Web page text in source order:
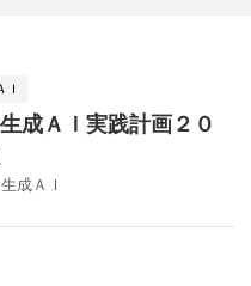
Ｉ
成ＡＩ実践計画２０
生成ＡＩ